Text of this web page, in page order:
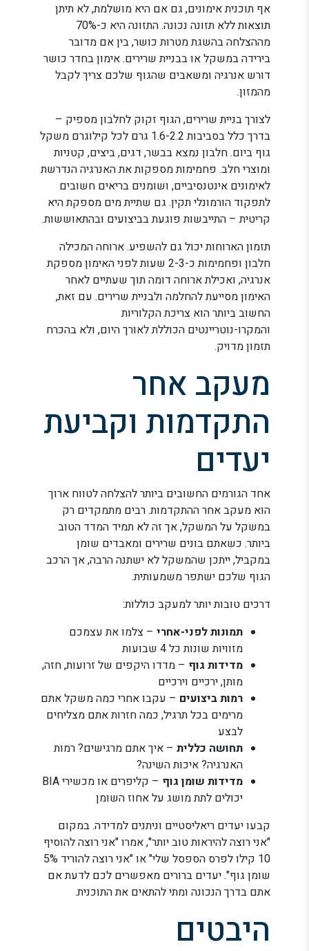
אף תוכנית אימונים, גם אם היא מושלמת, לא תיתן
תוצאות ללא תזונה נכונה. התזונה היא כ-70%
מההצלחה בהשגת מטרות כושר, בין אם מדובר
בירידה במשקל או בבניית שרירים. אימון בחדר כושר
דורש אנרגיה ומשאבים שהגוף שלכם צריך לקבל
מהמזון.
לצורך בניית שרירים, הגוף זקוק לחלבון מספיק –
בדרך כלל בסביבות 1.6-2.2 גרם לכל קילוגרם משקל
גוף ביום. חלבון נמצא בבשר, דגים, ביצים, קטניות
ומוצרי חלב. פחמימות מספקות את האנרגיה הנדרשת
לאימונים אינטנסיביים, ושומנים בריאים חשובים
לתפקוד הורמונלי תקין. גם שתיית מים מספקת היא
קריטית – התייבשות פוגעת בביצועים ובהתאוששות.
תזמון הארוחות יכול גם להשפיע. ארוחה המכילה
חלבון ופחמימות כ-2-3 שעות לפני האימון מספקת
אנרגיה, ואכילת ארוחה דומה תוך שעתיים לאחר
האימון מסייעת להחלמה ולבניית שרירים. עם זאת,
החשוב ביותר הוא צריכת הקלוריות
והמקרו-נוטריינטים הכוללת לאורך היום, ולא בהכרח
תזמון מדויק.
מעקב אחר
התקדמות וקביעת
יעדים
אחד הגורמים החשובים ביותר להצלחה לטווח ארוך
הוא מעקב אחר ההתקדמות. רבים מתמקדים רק
במשקל על המשקל, אך זה לא תמיד המדד הטוב
ביותר. כשאתם בונים שרירים ומאבדים שומן
במקביל, ייתכן שהמשקל לא ישתנה הרבה, אך הרכב
הגוף שלכם ישתפר משמעותית.
דרכים טובות יותר למעקב כוללות:
תמונות לפני-אחרי – צלמו את עצמכם
מזוויות שונות כל 4 שבועות
מדידות גוף – מדדו היקפים של זרועות, חזה,
מותן, ירכיים וירכיים
רמות ביצועים – עקבו אחרי כמה משקל אתם
מרימים בכל תרגיל, כמה חזרות אתם מצליחים
לבצע
תחושה כללית – איך אתם מרגישים? רמות
האנרגיה? איכות השינה?
מדידות שומן גוף
– קליפרים או מכשירי BIA
יכולים לתת מושג על אחוז השומן
קבעו יעדים ריאליסטיים וניתנים למדידה. במקום
"אני רוצה להיראות טוב יותר", אמרו "אני רוצה להוסיף
10 קילו לפרס הספסל שלי" או "אני רוצה להוריד 5%
שומן גוף". יעדים ברורים מאפשרים לכם לדעת אם
אתם בדרך הנכונה ומתי להתאים את התוכנית.
היבטים